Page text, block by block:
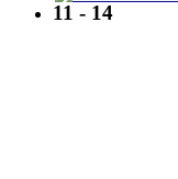
11 - 14